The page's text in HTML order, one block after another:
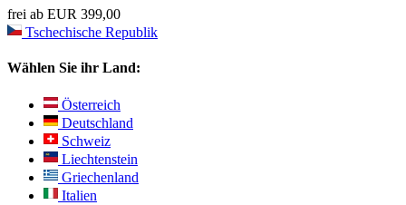
frei ab EUR 399,00
Tschechische Republik
Wählen Sie ihr Land:
Österreich
Deutschland
Schweiz
Liechtenstein
Griechenland
Italien